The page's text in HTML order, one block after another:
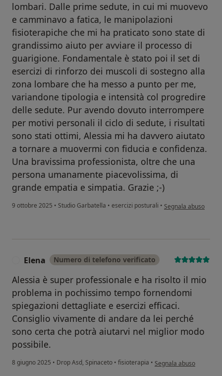
lombari. Dalle prime sedute, in cui mi muovevo
e camminavo a fatica, le manipolazioni
fisioterapiche che mi ha praticato sono state di
grandissimo aiuto per avviare il processo di
guarigione. Fondamentale è stato poi il set di
esercizi di rinforzo dei muscoli di sostegno alla
zona lombare che ha messo a punto per me,
variandone tipologia e intensità col progredire
delle sedute. Pur avendo dovuto interrompere
per motivi personali il ciclo di sedute, i risultati
sono stati ottimi, Alessia mi ha davvero aiutato
a tornare a muovermi con fiducia e confidenza.
Una bravissima professionista, oltre che una
persona umanamente piacevolissima, di
grande empatia e simpatia. Grazie ;-)
9 ottobre 2025 • Studio Garbatella • esercizi posturali • secondo l'opinione
Segnala abuso
Elena Numero di telefono verificato
Alessia è super professionale e ha risolto il mio
problema in pochissimo tempo fornendomi
spiegazioni dettagliate e esercizi efficaci.
Consiglio vivamente di andare da lei perché
sono certa che potrà aiutarvi nel miglior modo
possibile.
8 giugno 2025 • Drop Asd, Spinaceto • fisioterapia • secondo l'opinione
Segnala abuso